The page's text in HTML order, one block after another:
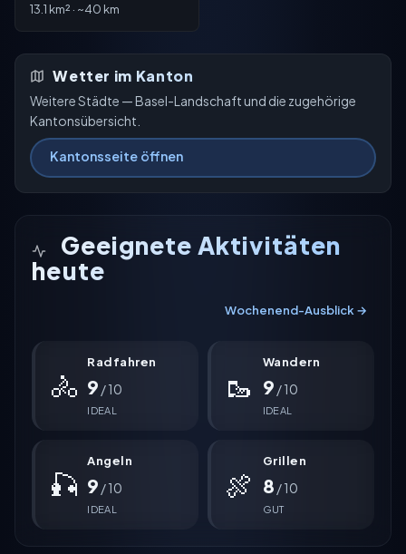
13.1 km² · ~40 km
Wetter im Kanton
Weitere Städte — Basel-Landschaft und die zugehörige
Kantonsübersicht.
Kantonsseite öffnen
Geeignete Aktivitäten
heute
Wochenend-Ausblick →
🚴
Radfahren
9 / 10
IDEAL
🥾
Wandern
9 / 10
IDEAL
🎣
Angeln
9 / 10
IDEAL
🍖
Grillen
8 / 10
GUT